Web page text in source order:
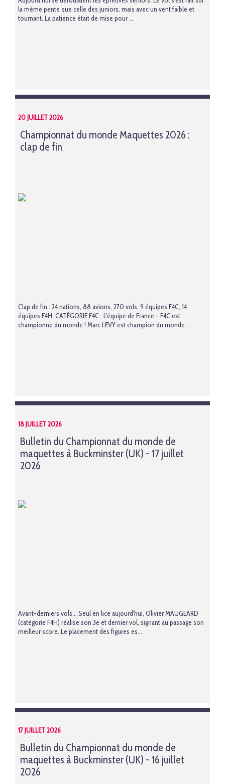
la même pente que celle des juniors, mais avec un vent faible et
tournant. La patience était de mise pour ...
20 JUILLET 2026
Championnat du monde Maquettes 2026 :
clap de fin
Clap de fin : 24 nations, 88 avions, 270 vols. 9 équipes F4C, 14
équipes F4H. CATÉGORIE F4C : L'équipe de France - F4C est
championne du monde ! Marc LEVY est champion du monde ...
18 JUILLET 2026
Bulletin du Championnat du monde de
maquettes à Buckminster (UK) - 17 juillet
2026
Avant-derniers vols… Seul en lice aujourd'hui, Olivier MAUGEARD
(catégorie F4H) réalise son 3e et dernier vol, signant au passage son
meilleur score. Le placement des figures es...
17 JUILLET 2026
Bulletin du Championnat du monde de
maquettes à Buckminster (UK) - 16 juillet
2026